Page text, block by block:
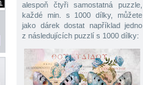
alespoň čtyři samostatná puzzle,
každé min. s 1000 dílky, můžete
jako dárek dostat například jedno
z následujících puzzlí s 1000 dílky: